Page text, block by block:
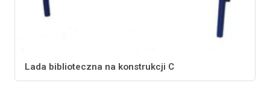
Lada biblioteczna na konstrukcji C